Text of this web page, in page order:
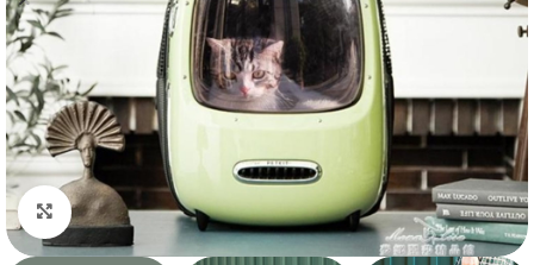
Klikněte pro zvětšení